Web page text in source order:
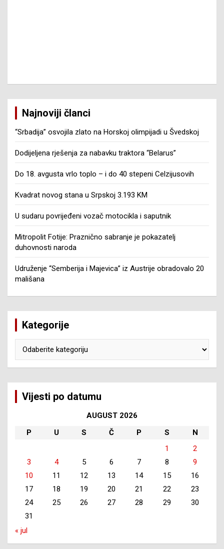
Najnoviji članci
“Srbadija” osvojila zlato na Horskoj olimpijadi u Švedskoj
Dodijeljena rješenja za nabavku traktora “Belarus”
Do 18. avgusta vrlo toplo – i do 40 stepeni Celzijusovih
Kvadrat novog stana u Srpskoj 3.193 KM
U sudaru povrijeđeni vozač motocikla i saputnik
Mitropolit Fotije: Praznično sabranje je pokazatelj
duhovnosti naroda
Udruženje “Semberija i Majevica” iz Austrije obradovalo 20
mališana
Kategorije
Vijesti po datumu
AUGUST 2026
P
U S Č P S
N
1
2
3
4 5 6 7 8
9
10
11 12 13 14 15
16
17
18 19 20 21 22
23
24
25 26 27 28 29
30
31
« jul